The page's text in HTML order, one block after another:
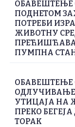
ПОДНЕТОМ
ПОТРЕБИ
ЖИВОТНУ
ПУМПНА
ОБАВЕШТЕЊЕ
ОДЛУЧИВАЊЕ
УТИЦАЈА НА
ПРЕКО
ТОРАК